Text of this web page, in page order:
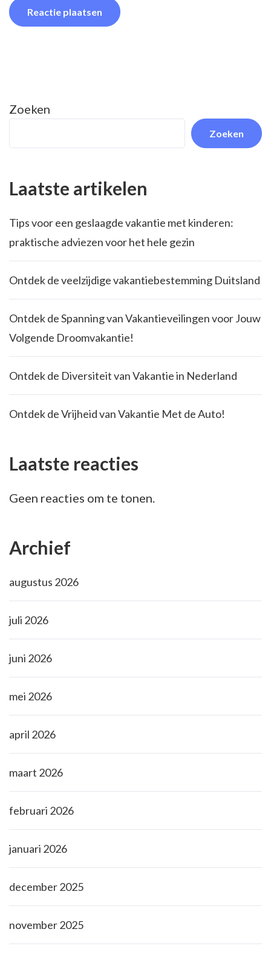
Zoeken
Zoeken
Laatste artikelen
Tips voor een geslaagde vakantie met kinderen:
praktische adviezen voor het hele gezin
Ontdek de veelzijdige vakantiebestemming Duitsland
Ontdek de Spanning van Vakantieveilingen voor Jouw
Volgende Droomvakantie!
Ontdek de Diversiteit van Vakantie in Nederland
Ontdek de Vrijheid van Vakantie Met de Auto!
Laatste reacties
Geen reacties om te tonen.
Archief
augustus 2026
juli 2026
juni 2026
mei 2026
april 2026
maart 2026
februari 2026
januari 2026
december 2025
november 2025